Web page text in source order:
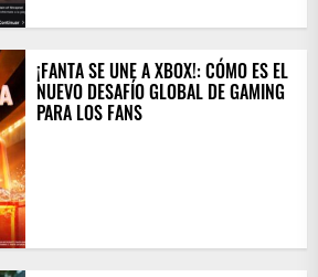
¡FANTA SE UNE A XBOX!: CÓMO ES EL
NUEVO DESAFÍO GLOBAL DE GAMING
PARA LOS FANS